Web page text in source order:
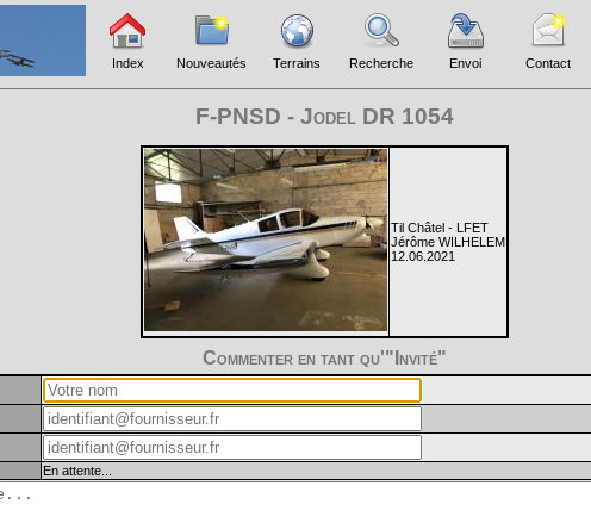
Index Nouveautés Terrains Recherche Envoi Contact
F-PNSD - Jodel DR 1054
Til Châtel - LFET
Jérôme WILHELEM
12.06.2021
Commenter en tant qu'"Invité"
En attente...